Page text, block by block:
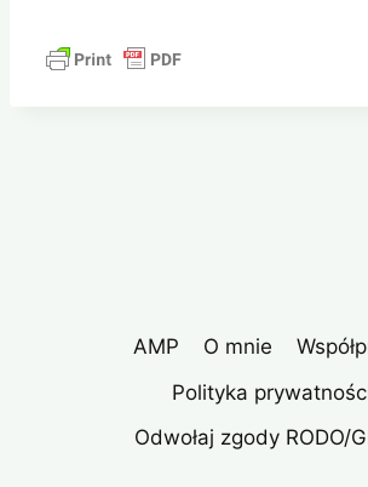
AMP O mnie
Polityka
Odwołaj zgody RODO/